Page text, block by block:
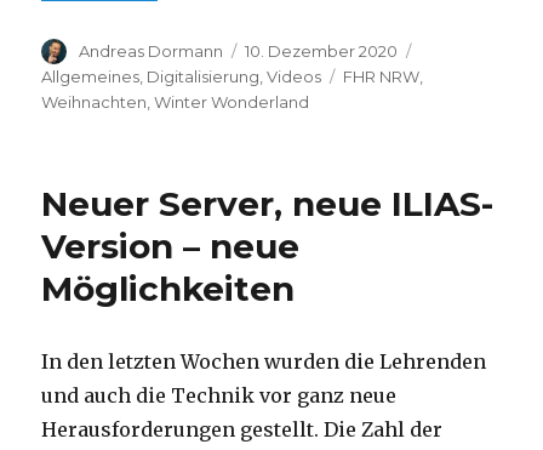
Autor
Andreas Dormann
Veröffentlicht
am
10. Dezember 2020
Allgemeines, Digitalisierung,Videos Schlagwörter
FHR NRW,
Weihnachten,Winter Wonderland
Neuer Server, neue ILIAS-
Version – neue
Möglichkeiten
In den letzten Wochen wurden die Lehrenden
und auch die Technik vor ganz neue
Herausforderungen gestellt. Die Zahl der